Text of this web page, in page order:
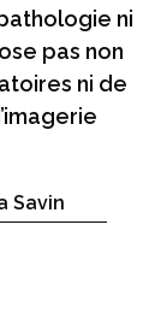
ni
pas non
ni de
Savin